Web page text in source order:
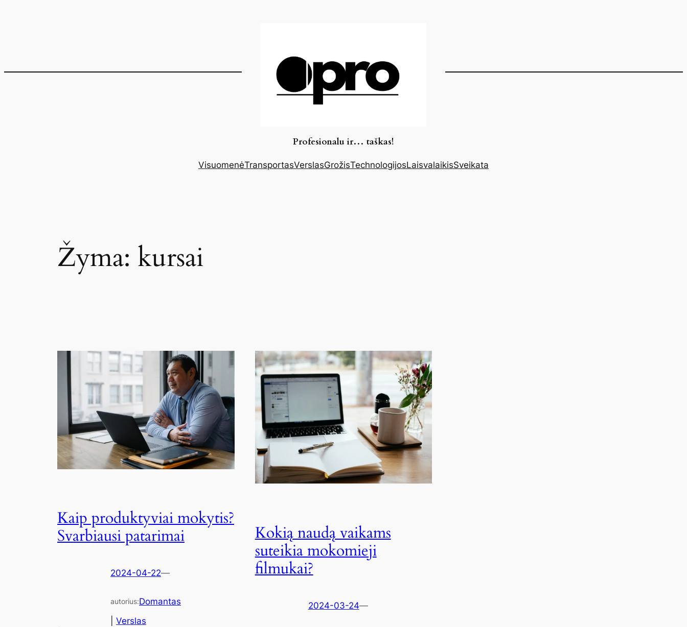
Profesionalu ir… taškas!
VisuomenėTransportasVerslasGrožisTechnologijosLaisvalaikisSveikata
Žyma: kursai
Kaip produktyviai mokytis?
Svarbiausi patarimai
2024-04-22—
autorius:Domantas
Verslas
Kokią naudą vaikams
suteikia mokomieji
filmukai?
2024-03-24—